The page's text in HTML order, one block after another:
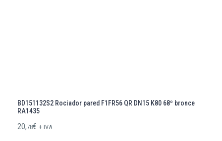
BD151132S2 Rociador pared F1FR56 QR DN15 K80 68º bronce
RA1435
20,78€ + IVA